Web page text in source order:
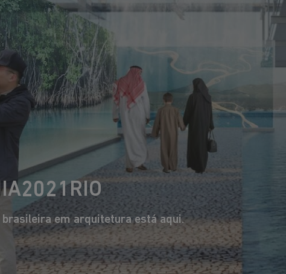
em arquitetura está aqui.
Esperamos que
ambiente, ao clima,
desigualdades
OS MAIORES
DA ARQUITETURA:
Tatiana Bilbao
Uma das mais premiadas
mexicanas da atualidade.
Francis Keré
De Burkina Faso, consagrado
internacionalmente como agente de